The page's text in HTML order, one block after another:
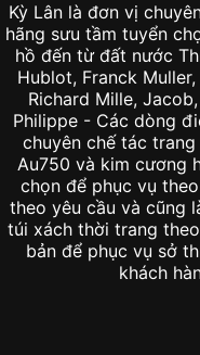
Kỳ Lân là đơn vị
hãng sưu tầm tuyển
hồ đến từ đất nước
Hublot, Franck
Richard Mille,
Philippe - Các dòng
chuyên chế tác
Au750 và kim cương
chọn để phục vụ
theo yêu cầu và cũng
túi xách thời trang
bản để phục vụ sở
khách